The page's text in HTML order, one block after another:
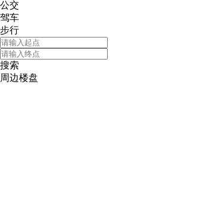
公交
驾车
步行
搜索
周边楼盘